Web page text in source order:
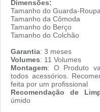
Dimensões:
Tamanho do Guarda-
Tamanho da Cômoda
Tamanho do Berço (L
Tamanho do Colchão (L
Garantia: 3 meses
Volumes: 11 Volumes
Montagem: O Produto
todos acessórios.
feita por um profissional
Recomendação de
úmido